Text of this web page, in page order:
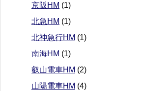
京阪HM (1)
北急HM (1)
北神急行HM (1)
南海HM (1)
叡山電車HM (2)
山陽電車HM (4)